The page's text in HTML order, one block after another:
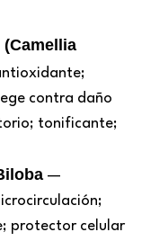
(Camellia
contra daño
tonificante;
—
protector celular